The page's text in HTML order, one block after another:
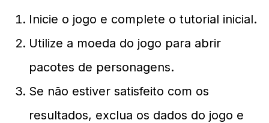
Inicie o jogo e complete o tutorial inicial.
Utilize a moeda do jogo para abrir
pacotes de personagens.
Se não estiver satisfeito com os
resultados, exclua os dados do jogo e